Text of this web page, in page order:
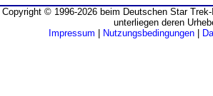
Copyright © 1996-2026 beim Deutschen Star
unterliegen deren
Impressum
Nutzungsbedingungen